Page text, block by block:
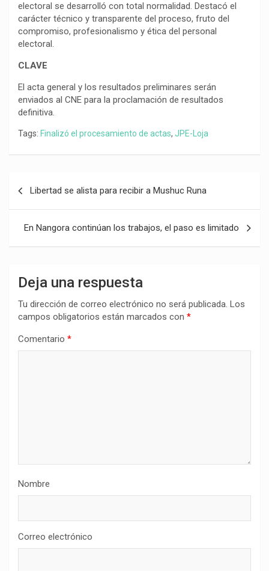
electoral se desarrolló con total normalidad. Destacó el
carácter técnico y transparente del proceso, fruto del
compromiso, profesionalismo y ética del personal
electoral.
CLAVE
El acta general y los resultados preliminares serán
enviados al CNE para la proclamación de resultados
definitiva.
Tags: Finalizó el procesamiento de actas, JPE-Loja
entradas
Libertad se alista para recibir a Mushuc Runa
En Nangora continúan los trabajos, el paso es limitado
Deja una respuesta
Tu dirección de correo electrónico no será publicada. Los
campos obligatorios están marcados con *
Comentario *
Nombre
Correo electrónico